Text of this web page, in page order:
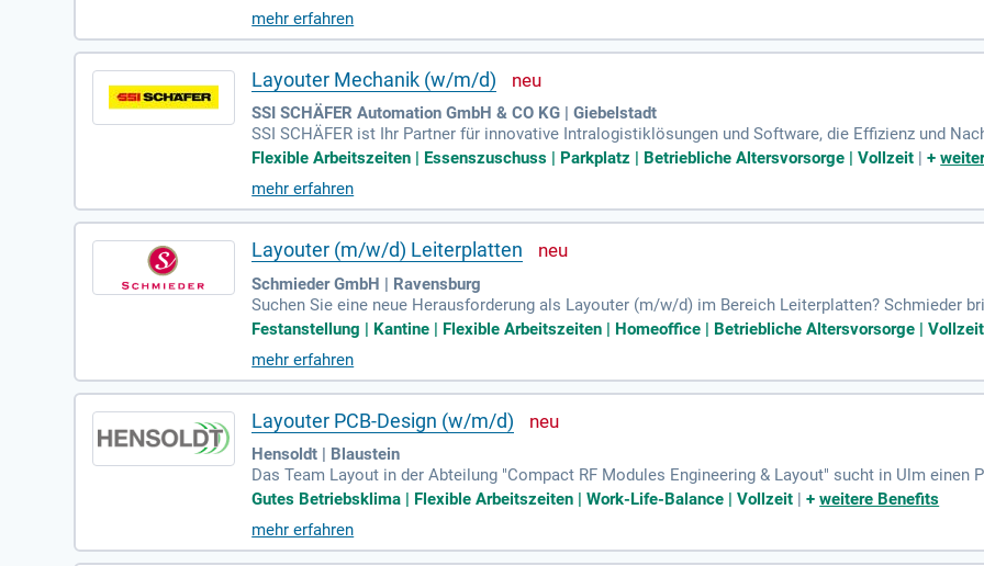
er eine vergleichbare Qualifikation sowie einschlägige Berufserfahrung. Idealerweise haben Sie
nsbesondere Mentor Xpedition. Begeisterung für komplexe Elektronikbaugruppen und Kenntnisse
mehr erfahren
Layouter Mechanik (w/m/d)
SSI SCHÄFER Automation GmbH & CO KG | Giebelstadt
SSI SCHÄFER ist Ihr Partner für innovative Intralogistiklösungen und Software, die Effizienz und
eiderte Systeme, von vollautomatischen Lagern bis hin zu manuellen Lösungen, die auf die
ne umfassende Betreuung garantieren. Zusätzlich bieten wir nachhaltige Behältersysteme und
astics an. Unsere Expertise in der Abfall- und Kreislaufwirtschaft rundet unser Portfolio ab.
Flexible Arbeitszeiten | Essenszuschuss | Parkplatz | Betriebliche Altersvorsorge | Vollzeit |+
mehr erfahren
Layouter (m/w/d) Leiterplatten
Schmieder GmbH | Ravensburg
Suchen Sie eine neue Herausforderung als Layouter (m/w/d) im Bereich Leiterplatten? Schmieder
-Unternehmen zusammen, und das alles kostenfrei! Unser Kunde ist ein international führendes
ll Bindung. Wir suchen zur Verstärkung im Großraum Ravensburg einen kreativen Layouter für
t zunächst bis Juni 2027 befristet, mit der Aussicht auf eine Festanstellung. Nutzen Sie die
stelle zwischen Hardware und Software zu arbeiten!
Festanstellung | Kantine | Flexible Arbeitszeiten | Homeoffice | Betriebliche Altersvorsorge | Vollzeit
mehr erfahren
Layouter PCB-Design (w/m/d)
Hensoldt | Blaustein
Das Team Layout in der Abteilung "Compact RF Modules Engineering & Layout" sucht in Ulm einen
umfassen die eigenverantwortliche Erstellung von Layouts für komplexe Hochfrequenzmodule
sbesondere Mentor Xpedition. Sie sollten zudem Kenntnisse in PCB-Design,
Arbeitszeiten und zahlreiche Sozialleistungen bieten Ihnen eine ausgezeichnete Work-Life-Balance.
Gutes Betriebsklima | Flexible Arbeitszeiten | Work-Life-Balance | Vollzeit |+weitere Benefits
mehr erfahren